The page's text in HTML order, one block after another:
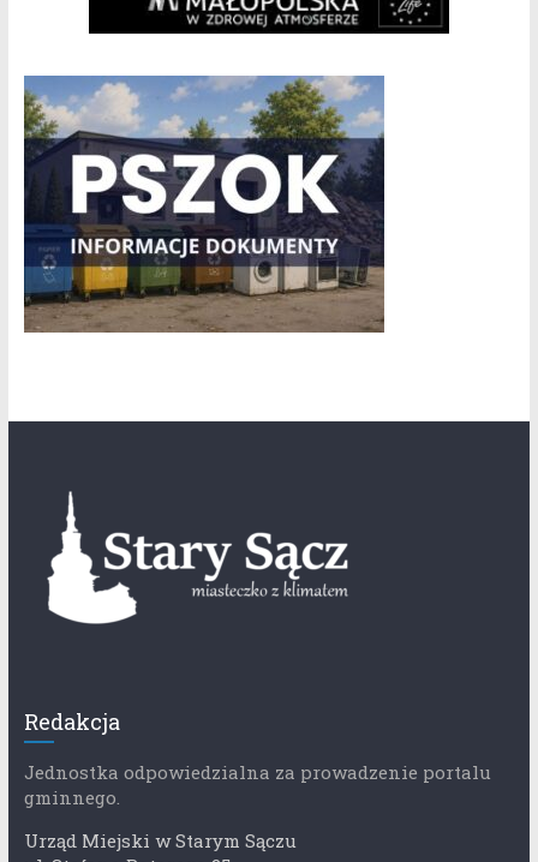
Redakcja
Jednostka odpowiedzialna za prowadzenie portalu
gminnego.
Urząd Miejski w Starym Sączu